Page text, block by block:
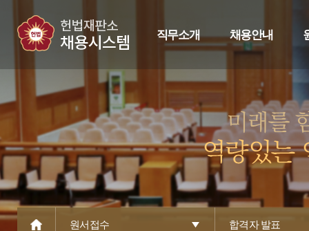
직무소개 채용안내
원서접수 합격자 발표